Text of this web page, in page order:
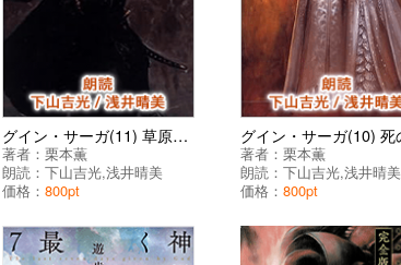
グイン・サーガ(11) 草原の風雲児
著者： 栗本薫
朗読： 下山吉光,浅井晴美
価格： 800pt
著者：栗本薫
朗読：下山吉光,浅井晴美
価格：800pt